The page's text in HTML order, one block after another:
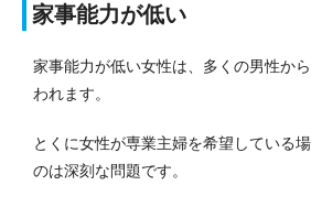
家事能力が低い
家事能力が低い女性は、多くの男性か
われます。
とくに女性が専業主婦を希望している
のは深刻な問題です。